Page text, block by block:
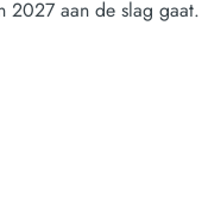
2027 aan de slag gaat.